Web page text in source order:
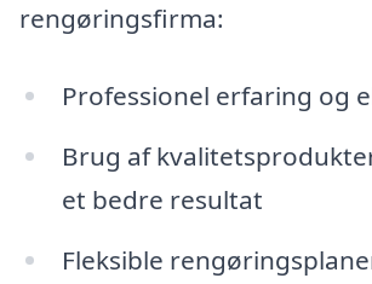
rengøringsfirma:
Professionel erfaring og
Brug af
et bedre resultat
Fleksible